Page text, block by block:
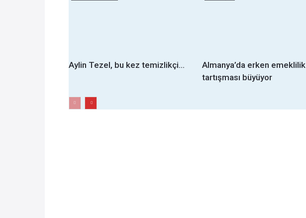
Aylin Tezel, bu kez temizlikçi...
Almanya’da erken emeklilik
tartışması büyüyor